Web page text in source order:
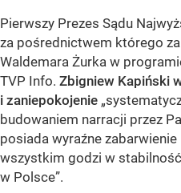
Pierwszy Prezes Sądu
za pośrednictwem którego
Waldemara Żurka w
TVP Info. Zbigniew Kapiński
i zaniepokojenie
budowaniem narracji przez
posiada wyraźne
wszystkim godzi w
w Polsce”.